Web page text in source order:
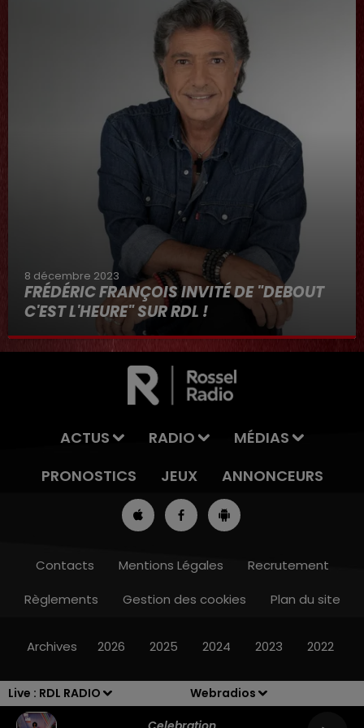
Live : RDL RADIO
Webradios
7h00 - 10h00
8 décembre 2023
FRÉDÉRIC FRANÇOIS INVITÉ DE "DEBOUT
C'EST L'HEURE" SUR RDL !
8 décembre 2023
ACTUS RADIO
MÉDIAS
PRONOSTICS
JEUX ANNONCEURS
Contacts Mentions Légales
Recrutement
Règlements
Gestion des cookies Plan du site
Archives 2026 2025 2024 2023 2022